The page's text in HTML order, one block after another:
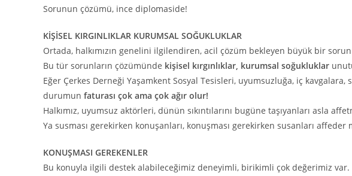
Sorunun çözümü, ince diplomaside!
KİŞİSEL KIRGINLIKLAR KURUMSAL SOĞUKLUKLAR
Ortada, halkımızın genelini ilgilendiren, acil çözüm bekleyen büyük bir
Bu tür sorunların çözümünde kişisel kırgınlıklar, kurumsal soğukluklar
Eğer Çerkes Derneği Yaşamkent Sosyal Tesisleri, uyumsuzluğa, iç
durumun faturası çok ama çok ağır olur!
Halkımız, uyumsuz aktörleri, dünün sıkıntılarını bugüne taşıyanları asla
Ya susması gerekirken konuşanları, konuşması gerekirken susanları affeder
KONUŞMASI GEREKENLER
Bu konuyla ilgili destek alabileceğimiz deneyimli, birikimli çok değerimiz var.